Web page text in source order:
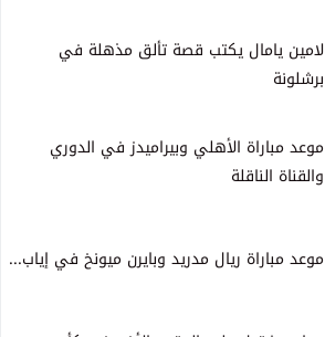
لامين يامال يكتب قصة تألق مذهلة في
برشلونة
موعد مباراة الأهلي وبيراميدز في الدوري
والقناة الناقلة
موعد مباراة ريال مدريد وبايرن ميونخ في إياب...